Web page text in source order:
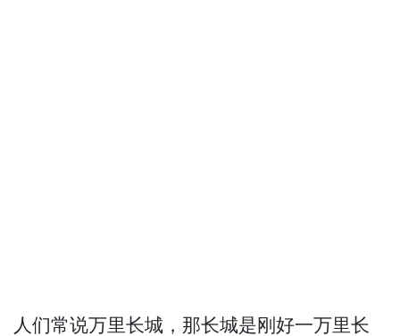
人们常说万里长城，那长城是刚好一万里长